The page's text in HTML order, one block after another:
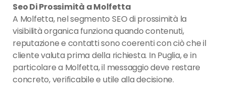
Seo Di Prossimità a Molfetta
A Molfetta, nel segmento SEO di prossimità la
visibilità organica funziona quando contenuti,
reputazione e contatti sono coerenti con ciò che il
cliente valuta prima della richiesta. In Puglia, e in
particolare a Molfetta, il messaggio deve restare
concreto, verificabile e utile alla decisione.